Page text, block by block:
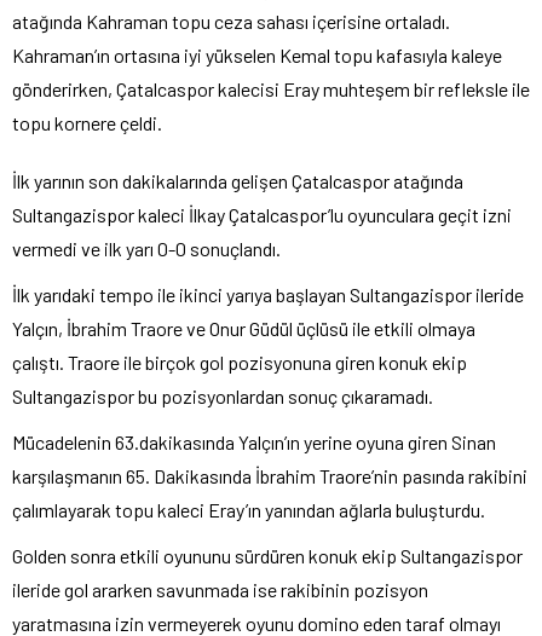
atağında Kahraman topu ceza sahası içerisine ortaladı.
Kahraman’ın ortasına iyi yükselen Kemal topu kafasıyla kaleye
gönderirken, Çatalcaspor kalecisi Eray muhteşem bir refleksle ile
topu kornere çeldi.
İlk yarının son dakikalarında gelişen Çatalcaspor atağında
Sultangazispor kaleci İlkay Çatalcaspor’lu oyunculara geçit izni
vermedi ve ilk yarı 0-0 sonuçlandı.
İlk yarıdaki tempo ile ikinci yarıya başlayan Sultangazispor ileride
Yalçın, İbrahim Traore ve Onur Güdül üçlüsü ile etkili olmaya
çalıştı. Traore ile birçok gol pozisyonuna giren konuk ekip
Sultangazispor bu pozisyonlardan sonuç çıkaramadı.
Mücadelenin 63.dakikasında Yalçın’ın yerine oyuna giren Sinan
karşılaşmanın 65. Dakikasında İbrahim Traore’nin pasında rakibini
çalımlayarak topu kaleci Eray’ın yanından ağlarla buluşturdu.
Golden sonra etkili oyununu sürdüren konuk ekip Sultangazispor
ileride gol ararken savunmada ise rakibinin pozisyon
yaratmasına izin vermeyerek oyunu domino eden taraf olmayı